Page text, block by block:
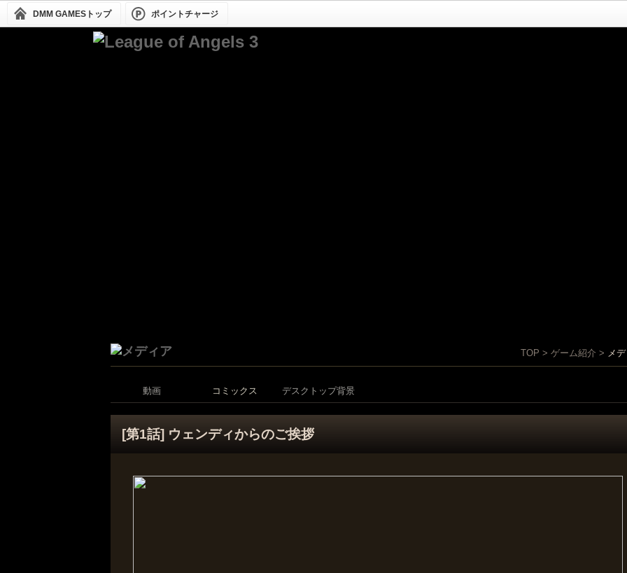
DMM GAMESトップ ポイントチャージ
TOP > ゲーム紹介 > メ
動画 コミックス デスクトップ背景
[第1話] ウェンディからのご挨拶